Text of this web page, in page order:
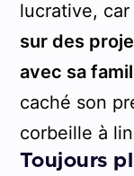
lucrative,
sur des
avec sa
caché son
corbeille à
Toujours